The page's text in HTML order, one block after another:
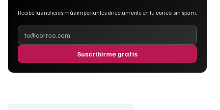
Recibe las noticias más importantes directamente en tu correo, sin spam.
Suscribirme gratis